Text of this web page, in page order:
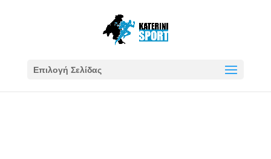
Επιλογή Σελίδας